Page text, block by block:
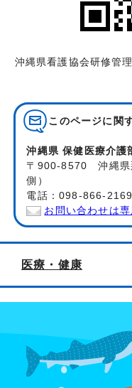
沖縄県看護協会研修管
このページに関
沖縄県 保健医療介護
〒900-8570 沖縄県
側）
電話：098-866-
お問い合わせは
医療・健康